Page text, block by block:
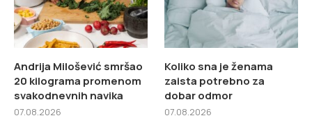
Andrija Milošević smršao
20 kilograma promenom
svakodnevnih navika
07.08.2026
Koliko sna je ženama
zaista potrebno za
dobar odmor
07.08.2026